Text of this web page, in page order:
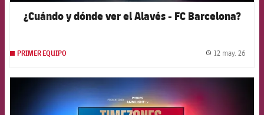
¿Cuándo y dónde ver el Alavés - FC Barcelona?
PRIMER EQUIPO 12 may. 26
FCB Barcelona badge